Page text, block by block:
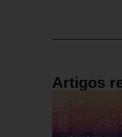
Artigos